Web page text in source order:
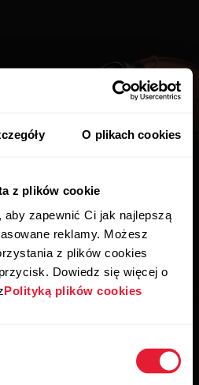
O plikach cookies
z plików cookie
zapewnić Ci jak najlepszą
reklamy. Możesz
z plików cookies
Dowiedz się więcej o
Polityką plików cookies